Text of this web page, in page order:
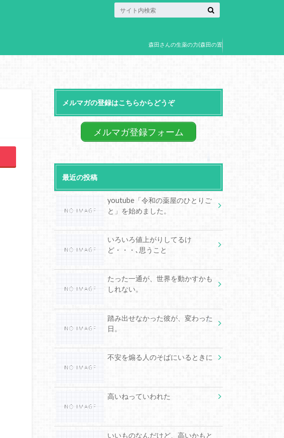
森田さんの生薬の力(森田の置
メルマガの登録はこちらからどうぞ
メルマガ登録フォーム
最近の投稿
youtube「令和の薬屋のひとりご
と」を始めました。
いろいろ値上がりしてるけ
ど・・・､思うこと
たった一通が、世界を動かすかも
しれない。
踏み出せなかった彼が、変わった
日。
不安を煽る人のそばにいるときに
高いねっていわれた
いいものなんだけど、高いかもと